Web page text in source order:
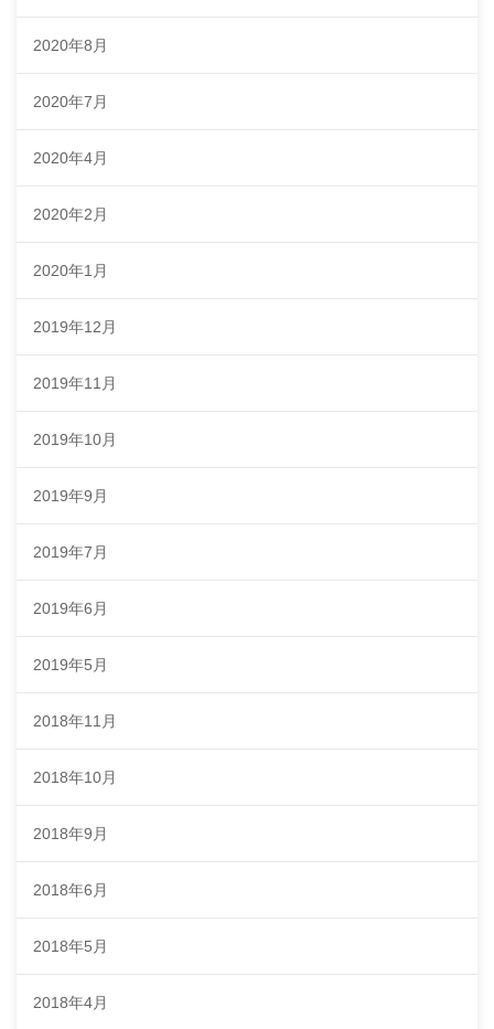
2020年8月
2020年7月
2020年4月
2020年2月
2020年1月
2019年12月
2019年11月
2019年10月
2019年9月
2019年7月
2019年6月
2019年5月
2018年11月
2018年10月
2018年9月
2018年6月
2018年5月
2018年4月